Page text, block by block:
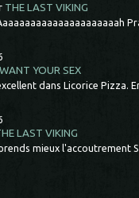
THE LAST VIKING
YOUR SEX
dans Licorice Pizza.
LAST VIKING
mieux l'accoutrement